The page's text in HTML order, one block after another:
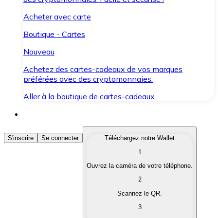
Acheter avec carte
Boutique - Cartes
Nouveau
Achetez des cartes-cadeaux de vos marques
préférées avec des cryptomonnaies.
Aller à la boutique de cartes-cadeaux
Acheter des Cryptomonnaies
Achetez les cryptomonnaies qui vous intéressent
Convertissez vos cryptomonnaies en monnaie
S'inscrire Se connecter
Téléchargez notre Wallet
1
Ouvrez la caméra de votre téléphone.
2
Scannez le QR.
3